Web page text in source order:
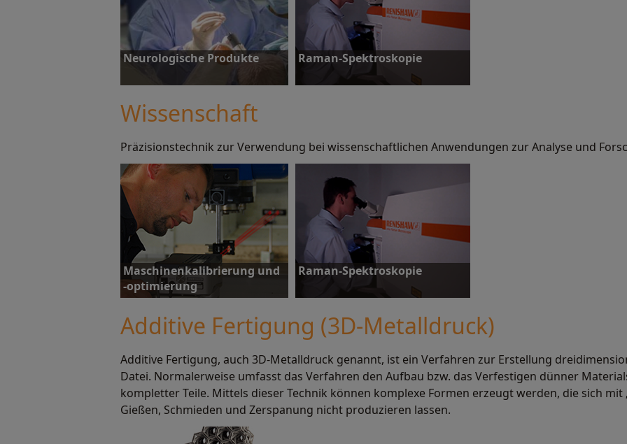
Neurologische Produkte
Mehr erfahren
Raman-Spektroskopie
Mehr erfahren
Wissenschaft
Präzisionstechnik zur Verwendung bei wissenschaftlichen Anwendungen zur Analyse und
Maschinenkalibrierung und
-optimierung
Mehr erfahren
Raman-Spektroskopie
Mehr erfahren
Additive Fertigung (3D-Metalldruck)
Additive Fertigung, auch 3D-Metalldruck genannt, ist ein Verfahren zur Erstellung
Datei. Normalerweise umfasst das Verfahren den Aufbau bzw. das Verfestigen dünner
kompletter Teile. Mittels dieser Technik können komplexe Formen erzeugt werden, die sich
Gießen, Schmieden und Zerspanung nicht produzieren lassen.